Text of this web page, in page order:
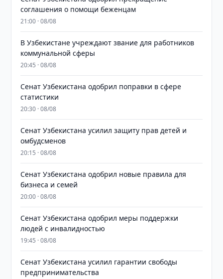
соглашения о помощи беженцам
21:00 · 08/08
В Узбекистане учреждают звание для работников
коммунальной сферы
20:45 · 08/08
Сенат Узбекистана одобрил поправки в сфере
статистики
20:30 · 08/08
Сенат Узбекистана усилил защиту прав детей и
омбудсменов
20:15 · 08/08
Сенат Узбекистана одобрил новые правила для
бизнеса и семей
20:00 · 08/08
Сенат Узбекистана одобрил меры поддержки
людей с инвалидностью
19:45 · 08/08
Сенат Узбекистана усилил гарантии свободы
предпринимательства